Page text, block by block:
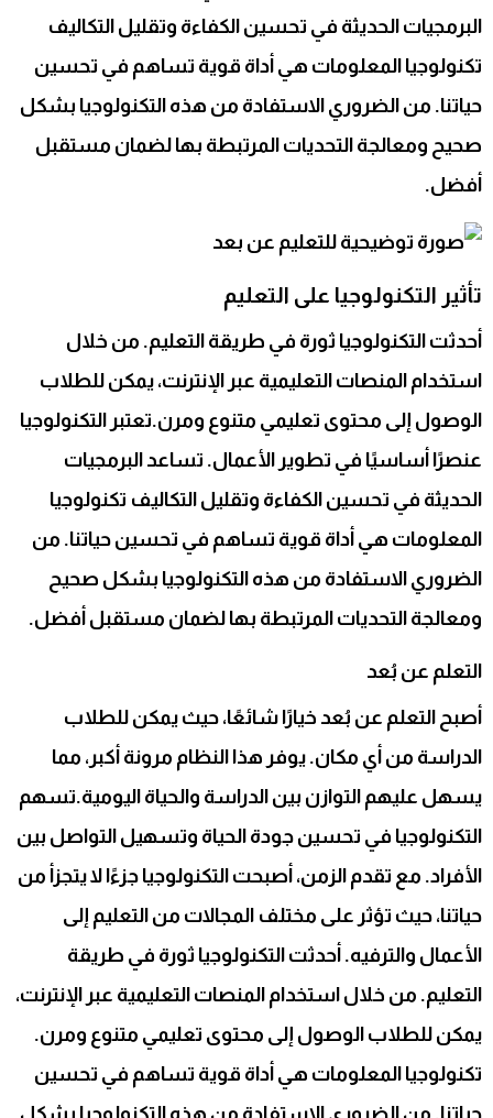
البرمجيات الحديثة في تحسين الكفاءة وتقليل التكاليف
تكنولوجيا المعلومات هي أداة قوية تساهم في تحسين
حياتنا. من الضروري الاستفادة من هذه التكنولوجيا بشكل
صحيح ومعالجة التحديات المرتبطة بها لضمان مستقبل
أفضل.
تأثير التكنولوجيا على التعليم
أحدثت التكنولوجيا ثورة في طريقة التعليم. من خلال
استخدام المنصات التعليمية عبر الإنترنت، يمكن للطلاب
الوصول إلى محتوى تعليمي متنوع ومرن.تعتبر التكنولوجيا
عنصرًا أساسيًا في تطوير الأعمال. تساعد البرمجيات
الحديثة في تحسين الكفاءة وتقليل التكاليف تكنولوجيا
المعلومات هي أداة قوية تساهم في تحسين حياتنا. من
الضروري الاستفادة من هذه التكنولوجيا بشكل صحيح
ومعالجة التحديات المرتبطة بها لضمان مستقبل أفضل.
التعلم عن بُعد
أصبح التعلم عن بُعد خيارًا شائعًا، حيث يمكن للطلاب
الدراسة من أي مكان. يوفر هذا النظام مرونة أكبر، مما
يسهل عليهم التوازن بين الدراسة والحياة اليومية.تسهم
التكنولوجيا في تحسين جودة الحياة وتسهيل التواصل بين
الأفراد. مع تقدم الزمن، أصبحت التكنولوجيا جزءًا لا يتجزأ من
حياتنا، حيث تؤثر على مختلف المجالات من التعليم إلى
الأعمال والترفيه. أحدثت التكنولوجيا ثورة في طريقة
التعليم. من خلال استخدام المنصات التعليمية عبر الإنترنت،
يمكن للطلاب الوصول إلى محتوى تعليمي متنوع ومرن.
تكنولوجيا المعلومات هي أداة قوية تساهم في تحسين